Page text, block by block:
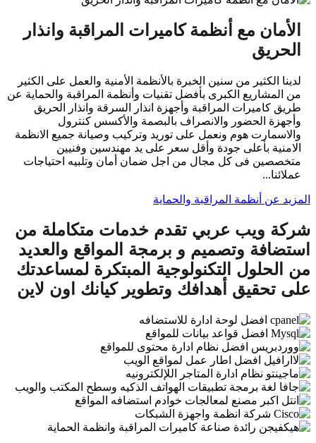
الأمان مع أنظمة كاميرات المراقبة وانذار
الحريق
لدينا الكثير من سنين الخبرة بالأنظمة الأمنية والعمل على الكثير
من المشاريع الكبرى بأفضل تقنيات وأنظمة المراقبة والحماية عن
طريق كاميرات المراقبة وأجهزة انذار السرقة وانذار الحريق
وأجهزة الحضور والانصراف بالبصمة والأكسس كنترول
والاسمارت هوم ونعمل على توريد وتركيب وصيانة جميع الانظمة
الامنية بأعلى جودة وأقل سعر على يد مهندسين وفنيين
متخصصين فى كل مجال من اجل ضمان أمان وتلبيه احتياجات
عملائنا...
المزيد عن أنظمة المراقبة والحماية
شركة ويب عربي تقدم خدمات متكاملة من
استضافة وتصميم و برمجة المواقع والعديد
من الحلول التكنولوجية المبتكرة لمساعدتك
على تحقيق أهدافك وتطوير كيانك اون لاين